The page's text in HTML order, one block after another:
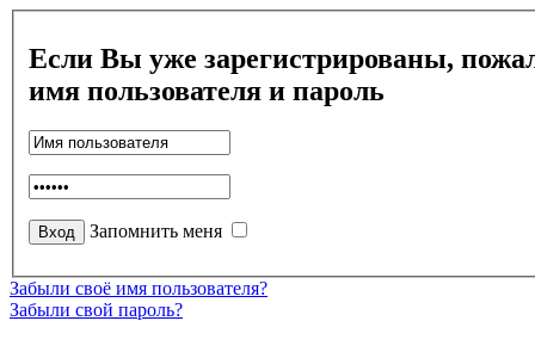
Если Вы уже зарегистрированы,
имя пользователя и пароль
Запомнить меня
Забыли своё имя пользователя?
Забыли свой пароль?